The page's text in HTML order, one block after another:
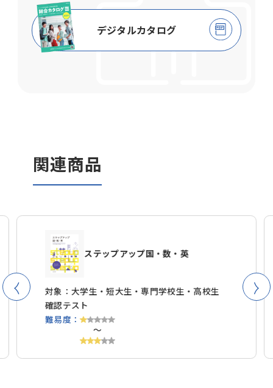
デジタルカタログ
関連商品
ステップアップ国・数・英
対象：大学生・短大生・専門学校生・高校生
確認テスト
難易度：
〜